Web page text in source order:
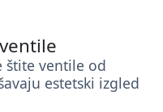
štite ventile od
estetski izgled